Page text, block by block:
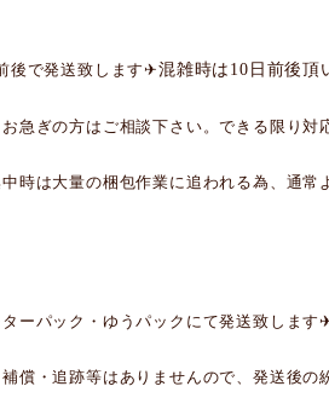
後で発送致します✈︎混雑時は 10 日前後頂
急ぎの方はご相談下さい。できる限り
時は大量の梱包作業に追われる為、通
ーパック・ゆうパックにて発送致します
償・追跡等はありませんので、発送後の